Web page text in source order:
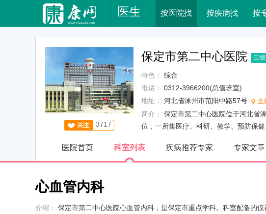
医生 按医院找 按疾病找 按
3717
保定市第二中心医院 三
特色： 综合
电话： 0312-3966200(总值班室)
地址： 河北省涿州市范阳中路57号 查
简介： 保定市第二中心医院位于河北省
位，一所集医疗、科研、教学、预防保
医院首页 科室列表 疾病推荐专家 专家文章
心血管内科
介绍：
保定市第二中心医院心血管内科，是保定市重点学科。科室配备的